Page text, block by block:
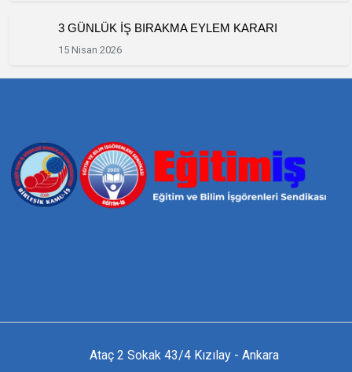
3 GÜNLÜK İŞ BIRAKMA EYLEM KARARI
15 Nisan 2026
Ataç 2 Sokak 43/4 Kızılay - Ankara